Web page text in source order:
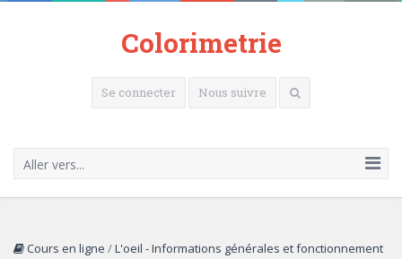
Colorimetrie
Se connecter Nous suivre
Aller vers...
Cours en ligne /L'oeil - Informations générales et fonctionnement